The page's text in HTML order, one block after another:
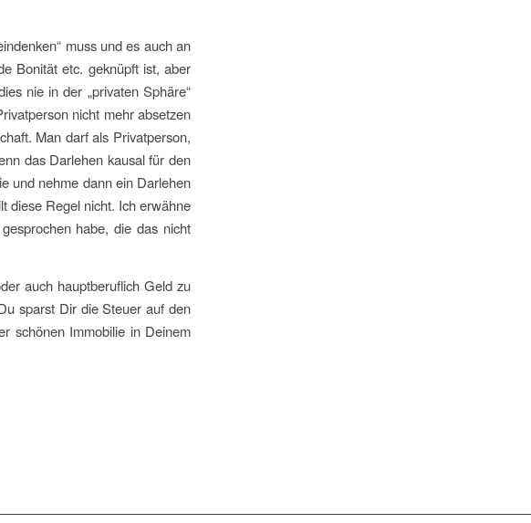
muss und es auch an
Bonität etc. geknüpft ist, aber
nie in der „privaten Sphäre“
nicht mehr absetzen
Man darf als Privatperson,
das Darlehen kausal für den
und nehme dann ein Darlehen
diese Regel nicht. Ich erwähne
habe, die das nicht
auch hauptberuflich Geld zu
sparst Dir die Steuer auf den
schönen Immobilie in Deinem